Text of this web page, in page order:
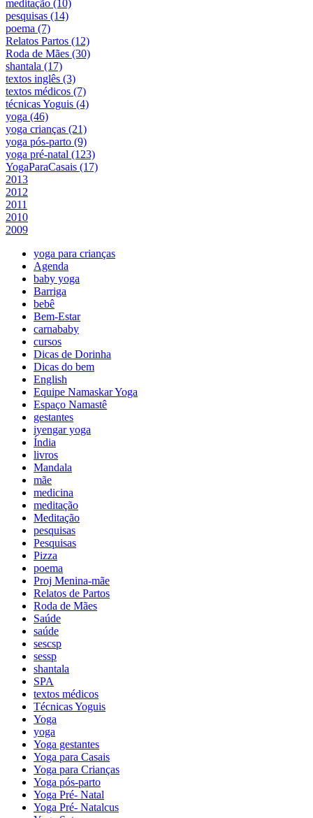
meditação (10)
pesquisas (14)
poema (7)
Relatos Partos (12)
Roda de Mães (30)
shantala (17)
textos inglês (3)
textos médicos (7)
técnicas Yoguis (4)
yoga (46)
yoga crianças (21)
yoga pós-parto (9)
yoga pré-natal (123)
YogaParaCasais (17)
2013
2012
2011
2010
2009
yoga para crianças
Agenda
baby yoga
Barriga
bebê
Bem-Estar
carnababy
cursos
Dicas de Dorinha
Dicas do bem
English
Equipe Namaskar Yoga
Espaço Namastê
gestantes
iyengar yoga
Índia
livros
Mandala
mãe
medicina
meditação
Meditação
pesquisas
Pesquisas
Pizza
poema
Proj Menina-mãe
Relatos de Partos
Roda de Mães
Saúde
saúde
sescsp
sessp
shantala
SPA
textos médicos
Técnicas Yoguis
Yoga
yoga
Yoga gestantes
Yoga para Casais
Yoga para Crianças
Yoga pós-parto
Yoga Pré- Natal
Yoga Pré- Natalcus